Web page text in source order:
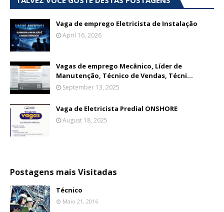
Vaga de emprego Eletricista de Instalação
April 16, 2026
Vagas de emprego Mecânico, Líder de
Manutenção, Técnico de Vendas, Técni...
September 13, 2025
Vaga de Eletricista Predial ONSHORE
August 18, 2025
Postagens mais Visitadas
Técnico
Maio 21, 2016